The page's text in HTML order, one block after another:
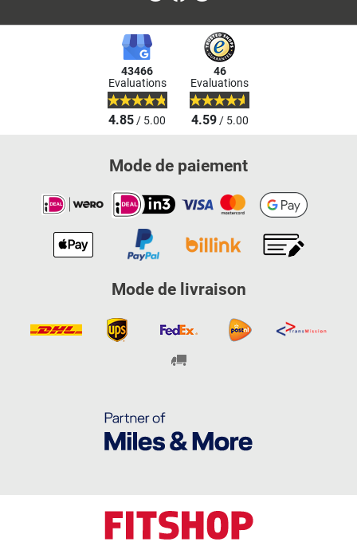
43466
Evaluations
4.85/ 5.00
46
Evaluations
4.59/ 5.00
Mode de paiement
Mode de livraison